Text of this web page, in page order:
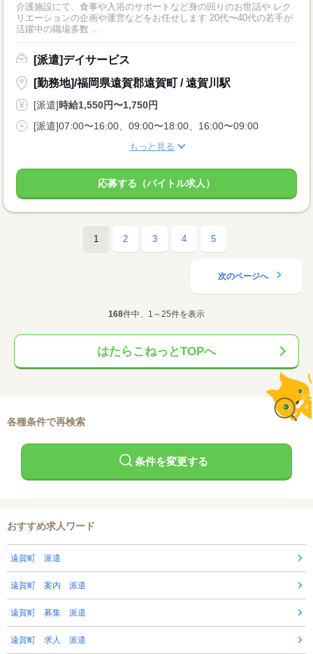
介護施設にて、食事や入浴のサポートなど身の回りのお世話や レク
リエーションの企画や運営などをお任せします 20代〜40代の若手が
活躍中の職場多数 ...
[派遣]デイサービス
[勤務地]/福岡県遠賀郡遠賀町 / 遠賀川駅
[派遣]時給1,550円〜1,750円
[派遣]07:00〜16:00、09:00〜18:00、16:00〜09:00
もっと見る
応募する（バイトル求人）
1 2 3 4 5
次のページへ
168件中、1～25件を表示
はたらこねっとTOPへ
各種条件で再検索
条件を変更する
おすすめ求人ワード
遠賀町 派遣
遠賀町 案内 派遣
遠賀町 募集 派遣
遠賀町 求人 派遣